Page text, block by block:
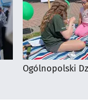
Ogólnopolski